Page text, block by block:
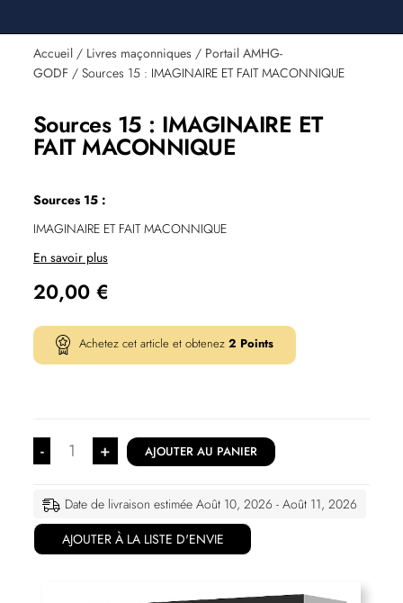
Accueil/ Livres maçonniques/ Portail AMHG-
GODF / Sources 15 : IMAGINAIRE ET FAIT MACONNIQUE
Sources 15 : IMAGINAIRE ET
FAIT MACONNIQUE
Sources 15 :
IMAGINAIRE ET FAIT MACONNIQUE
En savoir plus
20,00 €
Achetez cet article et obtenez 2 Points
- + AJOUTER AU PANIER
Date de livraison estimée Août 10, 2026 - Août 11, 2026
AJOUTER À LA LISTE D'ENVIE